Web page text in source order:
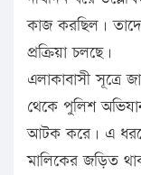
কাজ করছিল।
প্রক্রিয়া চলছে।
এলাকাবাসী সূত্রে
থেকে পুলিশ
আটক করে। এ
মালিকের জড়িত